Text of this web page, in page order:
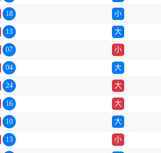
18 小
13 大
07 小
04 大
24 大
16 大
10 大
13 小